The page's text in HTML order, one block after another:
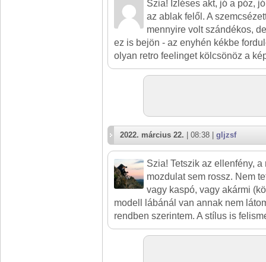
Szia! Ízléses akt, jó a póz,
az ablak felől. A
mennyire volt szándékos,
ez is bejön - az enyhén kékbe
olyan retro feelinget kölcsönöz a
2022. március 22. | 08:38 | gljzsf
Szia! Tetszik az ellenfény, a
mozdulat sem rossz. Nem
vagy kaspó, vagy akármi
modell lábánál van annak nem
rendben szerintem. A stílus is